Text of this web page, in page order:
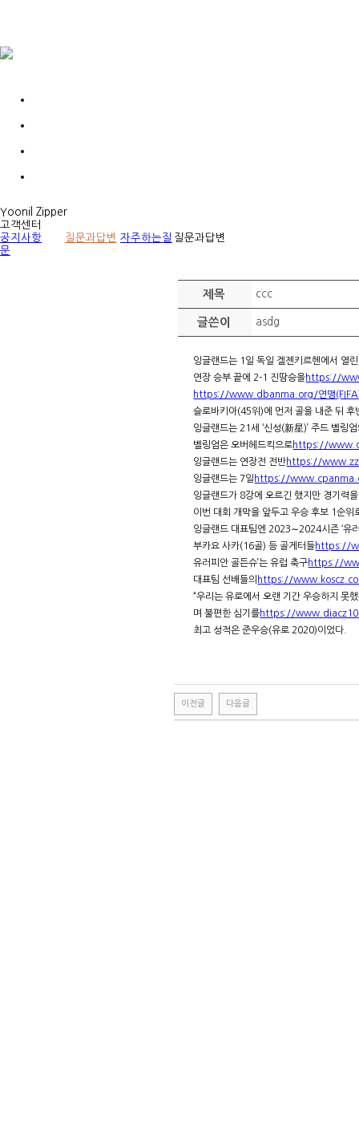
Yoonil Zipper
고객센터
공지사항
질문과답변 자주하는질
문
질문과답변
제목 ccc
글쓴이 asdg
잉글랜드는 1일 독일 겔젠키르헨에서 열린
연장 승부 끝에 2-1 진땀승을https://
https://www.dbanma.org/연맹
슬로바키아(45위)에 먼저 골을 내준 뒤 후
잉글랜드는 21세 ‘신성(新星)’ 주드 벨링엄
벨링엄은 오버헤드킥으로https://
잉글랜드는 연장전 전반https://
잉글랜드는 7일 https://
잉글랜드가 8강에 오르긴 했지만 경기력
이번 대회 개막을 앞두고 우승 후보 1순위
잉글랜드 대표팀엔 2023∼2024시즌 ‘유
부카요 사카(16골) 등 골게터들https://
유러피안 골든슈’는 유럽 축구https://
대표팀 선배들의 https://
“우리는 유로에서 오랜 기간 우승하지 못
며 불편한 심기를https://
최고 성적은 준우승(유로 2020)이었다.
이전글 다음글